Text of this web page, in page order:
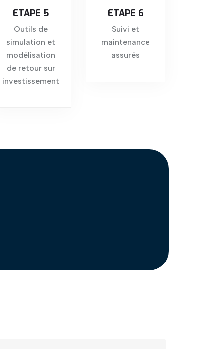
ETAPE 5
Outils de
simulation et
modélisation
de retour sur
investissement
ETAPE 6
Suivi et
maintenance
assurés